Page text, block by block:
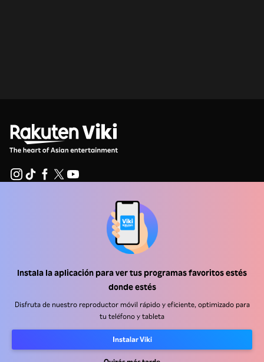
Instala la aplicación para ver tus programas favoritos estés
donde estés
Disfruta de nuestro reproductor móvil rápido y eficiente, optimizado para
tu teléfono y tableta
Instalar Viki
Anunciantes
Términos de Uso
Política de Privacidad